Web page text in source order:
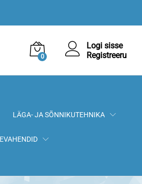
0
Logi sisse
Registreeru
LÄGA- JA SÕNNIKUTEHNIKA